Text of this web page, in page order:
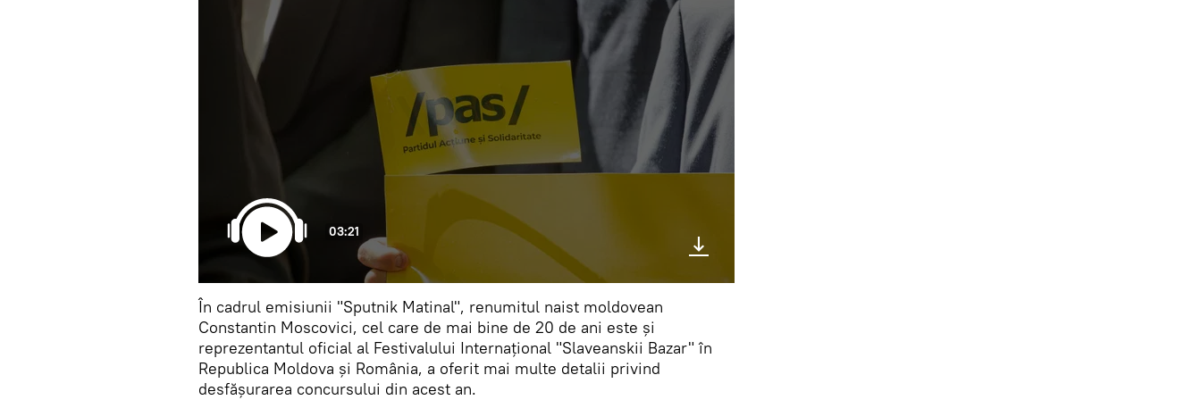
03:21
În cadrul emisiunii "Sputnik Matinal", renumitul naist moldovean
Constantin Moscovici, cel care de mai bine de 20 de ani este și
reprezentantul oficial al Festivalului Internațional "Slaveanskii Bazar" în
Republica Moldova și România, a oferit mai multe detalii privind
desfășurarea concursului din acest an.